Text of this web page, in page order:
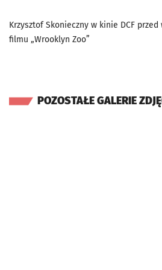
Krzysztof Skonieczny w kinie DCF
filmu „Wrooklyn Zoo”
POZOSTAŁE GALERIE